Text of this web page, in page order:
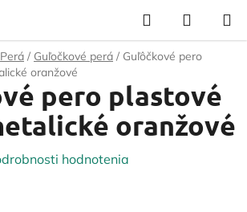
Hľadať
KOŠÍK
Perá / Guľočkové perá / Guľôčkové pero
oranžové
pero plastové
oranžové
hodnotenia